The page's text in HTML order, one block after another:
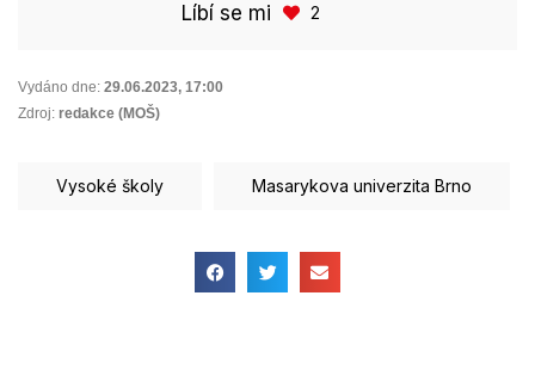
Líbí se mi 2
Vydáno dne: 29.06.2023, 17:00
Zdroj: redakce (MOŠ)
Vysoké školy Masarykova univerzita Brno